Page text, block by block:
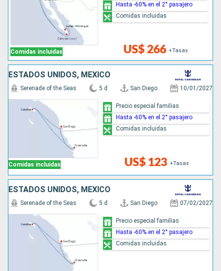
Comidas incluidas US$ 266 +Tasas
Hasta -60% en el 2° pasajero
Comidas incluidas
ESTADOS UNIDOS, MÉXICO
Comidas incluidas
Serenade of the Seas 5 d San Diego 10/01/2027
US$ 123 +Tasas
Precio especial familias
Hasta -60% en el 2° pasajero
Comidas incluidas
ESTADOS UNIDOS, MÉXICO
Serenade of the Seas 5 d San Diego 07/02/2027
Precio especial familias
Hasta -60% en el 2° pasajero
Comidas incluidas